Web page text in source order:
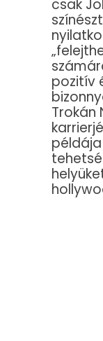
csak
pozitív
Trokán